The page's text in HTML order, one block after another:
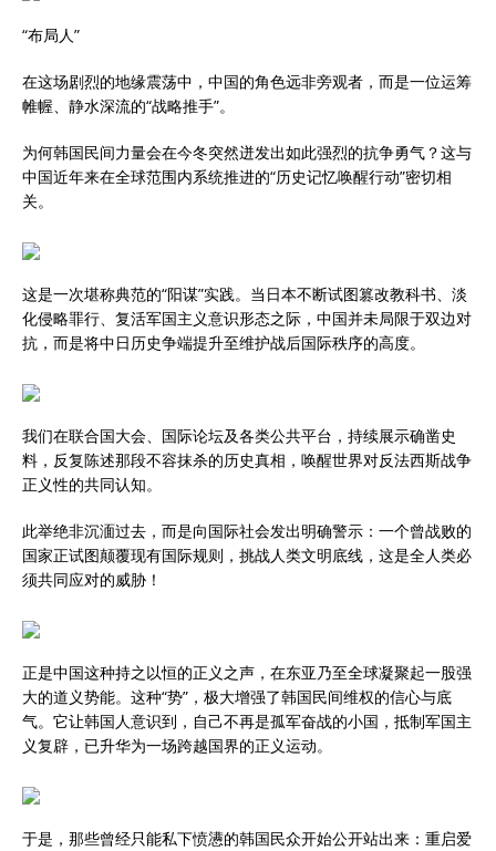
“布局人”
在这场剧烈的地缘震荡中，中国的角色远非旁观者，而是一位运筹
帷幄、静水深流的“战略推手”。
为何韩国民间力量会在今冬突然迸发出如此强烈的抗争勇气？这与
中国近年来在全球范围内系统推进的“历史记忆唤醒行动”密切相
关。
这是一次堪称典范的“阳谋”实践。当日本不断试图篡改教科书、淡
化侵略罪行、复活军国主义意识形态之际，中国并未局限于双边对
抗，而是将中日历史争端提升至维护战后国际秩序的高度。
我们在联合国大会、国际论坛及各类公共平台，持续展示确凿史
料，反复陈述那段不容抹杀的历史真相，唤醒世界对反法西斯战争
正义性的共同认知。
此举绝非沉湎过去，而是向国际社会发出明确警示：一个曾战败的
国家正试图颠覆现有国际规则，挑战人类文明底线，这是全人类必
须共同应对的威胁！
正是中国这种持之以恒的正义之声，在东亚乃至全球凝聚起一股强
大的道义势能。这种“势”，极大增强了韩国民间维权的信心与底
气。它让韩国人意识到，自己不再是孤军奋战的小国，抵制军国主
义复辟，已升华为一场跨越国界的正义运动。
于是，那些曾经只能私下愤懑的韩国民众开始公开站出来：重启爱